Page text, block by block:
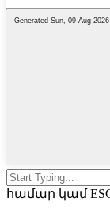
համար կամ